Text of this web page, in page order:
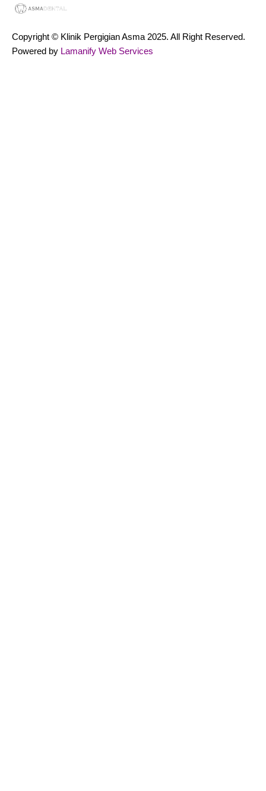
Copyright © Klinik Pergigian Asma 2025. All Right Reserved.
Powered by Lamanify Web Services